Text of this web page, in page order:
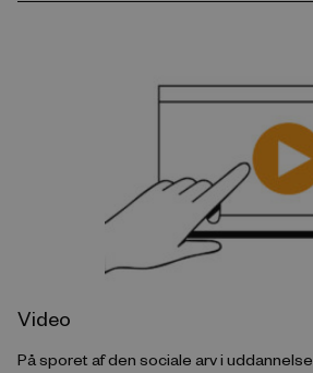
Video
På sporet af den sociale arv i uddannelse